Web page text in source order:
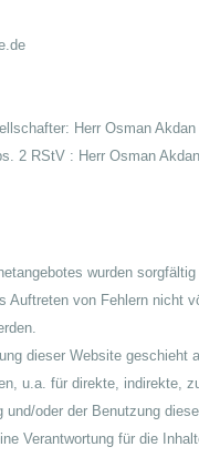
Herr Osman
2 RStV : Herr Osman Akdan
wurden
Auftreten von Fehlern nicht
dieser Website
u.a. für direkte, indirekte,
und/oder der Benutzung
Verantwortung für die